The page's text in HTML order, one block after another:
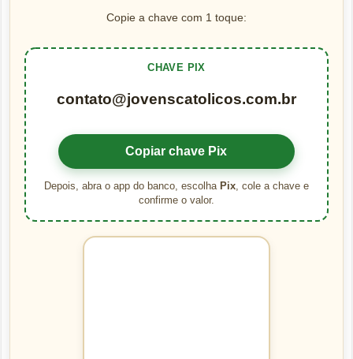
Copie a chave com 1 toque:
CHAVE PIX
contato@jovenscatolicos.com.br
Copiar chave Pix
Depois, abra o app do banco, escolha Pix, cole a chave e
confirme o valor.